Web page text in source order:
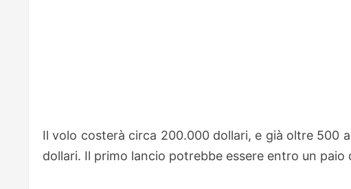
Il volo costerà circa 200.000 dollari, e già oltre 500
dollari. Il primo lancio potrebbe essere entro un paio